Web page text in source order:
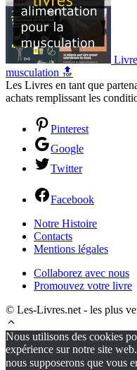
musculation 🔝
Les Livres en tant que
achats remplissant les
Pinterest
Google
Twitter
Facebook
Notre Histoire
Contacts
Mentions légales
Collaborez avec nous
Promouvez votre livre
© Les-Livres.net - les plus
Nous utilisons des cookies
expérience sur notre site
nous supposerons que vous